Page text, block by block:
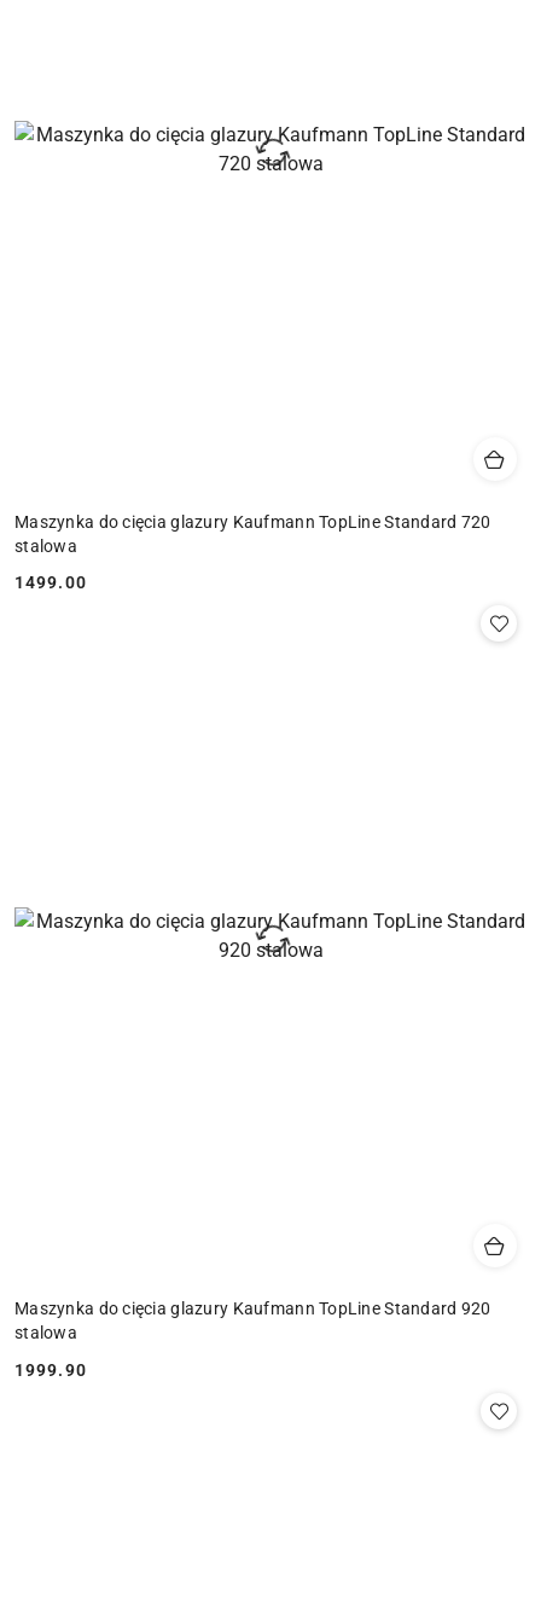
Maszynka do cięcia glazury Kaufmann TopLine Standard 720
stalowa
Cena:
1499.00
Maszynka do cięcia glazury Kaufmann TopLine Standard 920
stalowa
Cena:
1999.90